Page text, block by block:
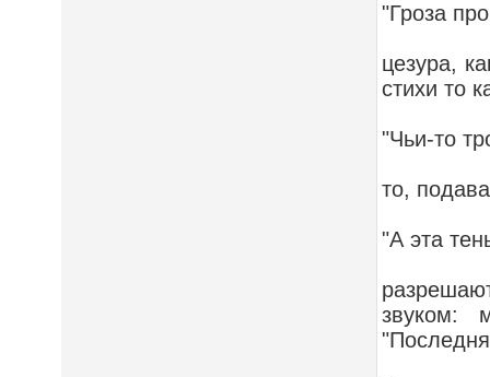
"Гроза
цезура,
стихи то
"Чьи-то
то,
"А эта
звуком: